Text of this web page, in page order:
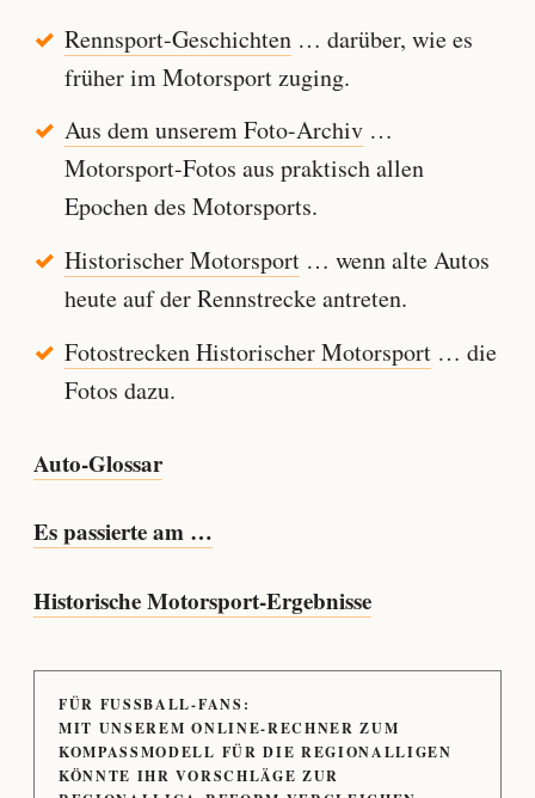
Rennsport-Geschichten… darüber, wie es
früher im Motorsport zuging.
Aus dem unserem Foto-Archiv…
Motorsport-Fotos aus praktisch allen
Epochen des Motorsports.
Historischer Motorsport… wenn alte Autos
heute auf der Rennstrecke antreten.
Fotostrecken Historischer Motorsport… die
Fotos dazu.
Auto-Glossar
Es passierte am …
Historische Motorsport-Ergebnisse
FÜR FUSSBALL-FANS:
MIT UNSEREM ONLINE-RECHNER ZUM
KOMPASSMODELL FÜR DIE REGIONALLIGEN
KÖNNTE IHR VORSCHLÄGE ZUR